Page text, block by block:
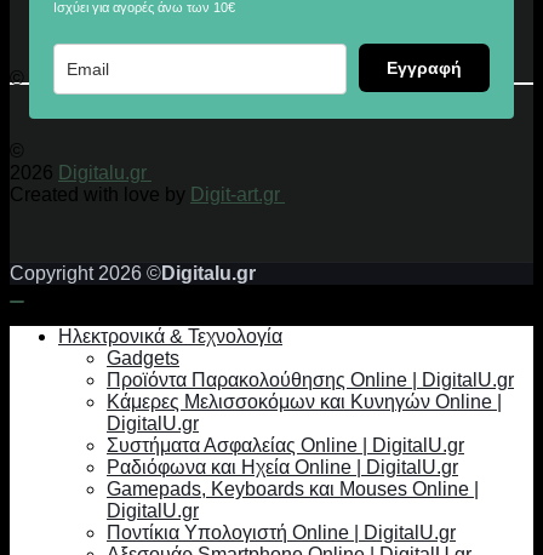
Ισχύει για αγορές άνω των 10€
Εγγραφή
© 2026 Digitalu.gr
©
2026 Digitalu.gr
Created with love by Digit-art.gr
Copyright 2026 ©Digitalu.gr
Ηλεκτρονικά & Τεχνολογία
Gadgets
Προϊόντα Παρακολούθησης Online | DigitalU.gr
Κάμερες Μελισσοκόμων και Κυνηγών Online |
DigitalU.gr
Συστήματα Ασφαλείας Online | DigitalU.gr
Ραδιόφωνα και Ηχεία Online | DigitalU.gr
Gamepads, Keyboards και Mouses Online |
DigitalU.gr
Ποντίκια Υπολογιστή Online | DigitalU.gr